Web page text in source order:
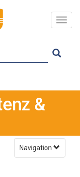
&
Navigation